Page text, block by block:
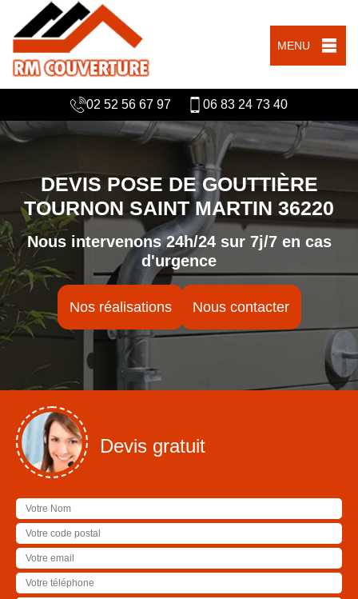
MENU
02 52 56 67 97 06 83 24 73 40
DEVIS POSE DE GOUTTIÈRE
TOURNON SAINT MARTIN 36220
Nous intervenons 24h/24 sur 7j/7 en cas
d'urgence
Nos réalisations Nous contacter
Devis gratuit